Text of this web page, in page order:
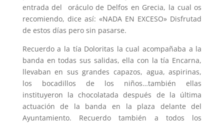
entrada del oráculo de Delfos en Grecia, la cual os
recomiendo, dice así­: «NADA EN EXCESO» Disfrutad
de estos días pero sin pasarse.
Recuerdo a la tía Doloritas la cual acompañaba a la
banda en todas sus salidas, ella con la tía Encarna,
llevaban en sus grandes capazos, agua, aspirinas,
los bocadillos de los niños…también ellas
instituyeron la chocolatada después de la última
actuación de la banda en la plaza delante del
Ayuntamiento. Recuerdo también a todos los